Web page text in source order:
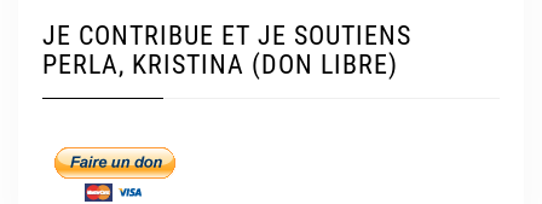
JE CONTRIBUE ET JE SOUTIENS
PERLA, KRISTINA (DON LIBRE)